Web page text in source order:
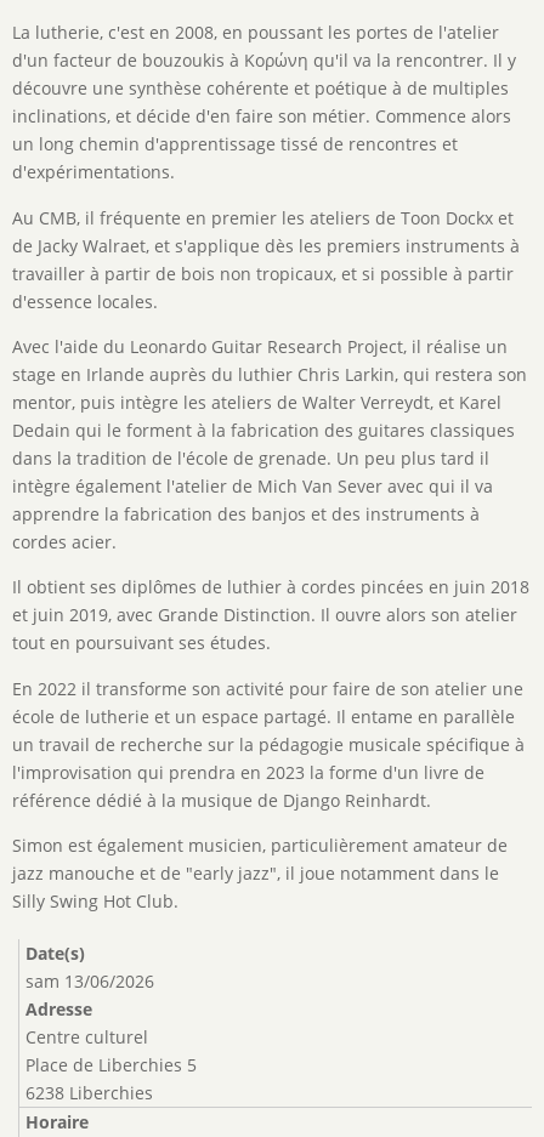
La lutherie, c'est en 2008, en poussant les portes de l'atelier
d'un facteur de bouzoukis à Κορώνη qu'il va la rencontrer. Il y
découvre une synthèse cohérente et poétique à de multiples
inclinations, et décide d'en faire son métier. Commence alors
un long chemin d'apprentissage tissé de rencontres et
d'expérimentations.
Au CMB, il fréquente en premier les ateliers de Toon Dockx et
de Jacky Walraet, et s'applique dès les premiers instruments à
travailler à partir de bois non tropicaux, et si possible à partir
d'essence locales.
Avec l'aide du Leonardo Guitar Research Project, il réalise un
stage en Irlande auprès du luthier Chris Larkin, qui restera son
mentor, puis intègre les ateliers de Walter Verreydt, et Karel
Dedain qui le forment à la fabrication des guitares classiques
dans la tradition de l'école de grenade. Un peu plus tard il
intègre également l'atelier de Mich Van Sever avec qui il va
apprendre la fabrication des banjos et des instruments à
cordes acier.
Il obtient ses diplômes de luthier à cordes pincées en juin 2018
et juin 2019, avec Grande Distinction. Il ouvre alors son atelier
tout en poursuivant ses études.
En 2022 il transforme son activité pour faire de son atelier une
école de lutherie et un espace partagé. Il entame en parallèle
un travail de recherche sur la pédagogie musicale spécifique à
l'improvisation qui prendra en 2023 la forme d'un livre de
référence dédié à la musique de Django Reinhardt.
Simon est également musicien, particulièrement amateur de
jazz manouche et de "early jazz", il joue notamment dans le
Silly Swing Hot Club.
Date(s)
sam 13/06/2026
Adresse
Centre culturel
Place de Liberchies 5
6238 Liberchies
Horaire